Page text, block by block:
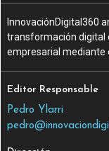
InnovaciónDigital360
transformación digital
empresarial mediante
Editor Responsable
Pedro Ylarri